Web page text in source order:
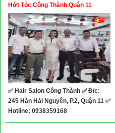
Hớt Tóc Công Thành Quận 11
✅ Hair Salon Công Thành ✅ Đ/c:
245 Hàn Hải Nguyên, P.2, Quận 11 ✅
Hotline: 0938359168